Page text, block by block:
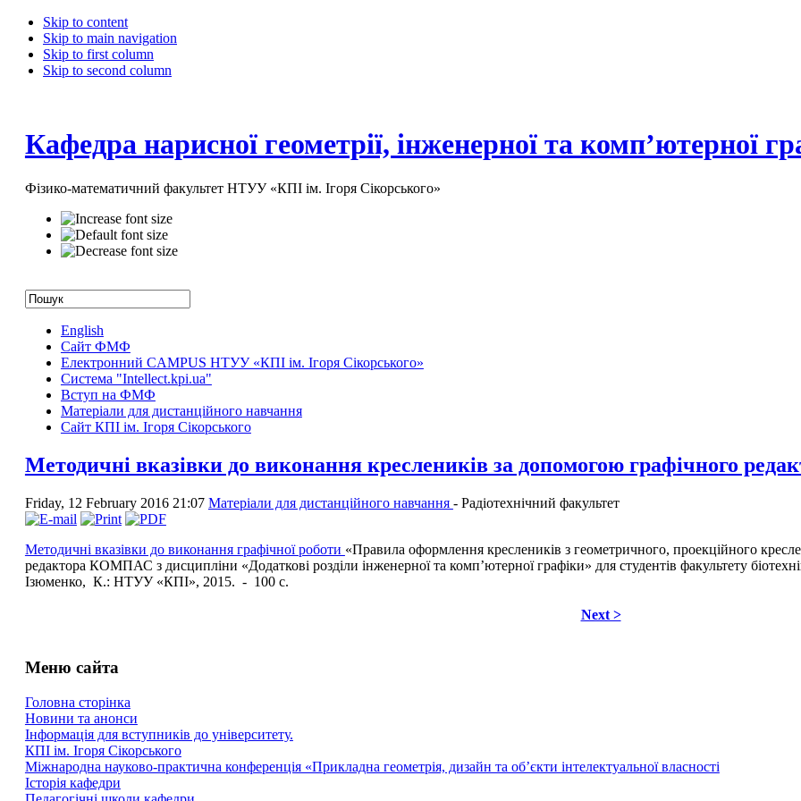
Skip to content
Skip to main navigation
Skip to first column
Skip to second column
Кафедра нарисної геометрії, інженерної та комп’ютерної
Фізико-математичний факультет НТУУ «КПІ ім. Ігоря Сікорського»
English
Сайт ФМФ
Електронний CAMPUS НТУУ «КПІ ім. Ігоря Сікорського»
Система "Intellect.kpi.ua"
Вступ на ФМФ
Матеріали для дистанційного навчання
Сайт КПІ ім. Ігоря Сікорського
Методичні вказівки до виконання креслеників за допомогою графічного
Friday, 12 February 2016 21:07 Матеріали для дистанційного навчання - Радiотехнiчний факультет
Методичні вказівки до виконання графічної роботи «Правила оформлення креслеників з геометричного, проекційного
редактора КОМПАС з дисципліни «Додаткові розділи інженерної та комп’ютерної графіки» для студентів факультету
Ізюменко, К.: НТУУ «КПІ», 2015. - 100 с.
Next >
Меню сайта
Головна сторінка
Новини та анонси
Інформація для вступників до університету.
КПІ ім. Ігоря Сікорського
Міжнародна науково-практична конференція «Прикладна геометрія, дизайн та об’єкти інтелектуальної власності
Історія кафедри